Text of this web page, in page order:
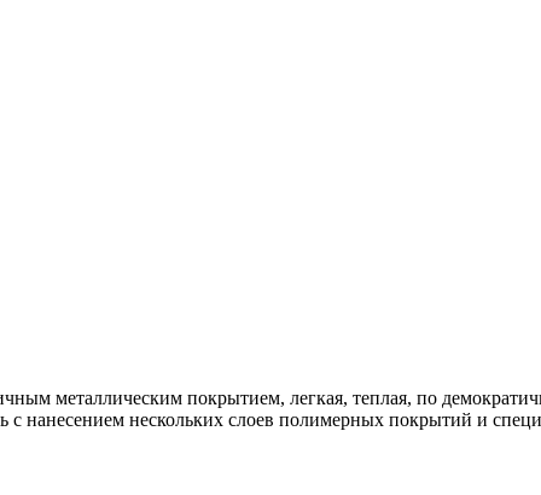
металлическим покрытием, легкая, теплая, по
с нанесением нескольких слоев полимерных покрытий и